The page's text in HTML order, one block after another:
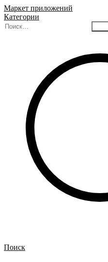
Маркет приложений
Категории
Поиск